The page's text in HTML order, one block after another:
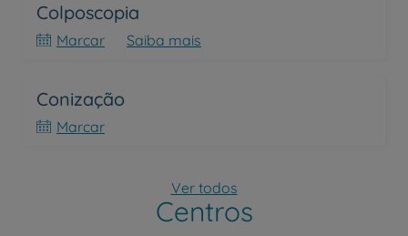
Colposcopia
Marcar Saiba mais
Conização
Marcar
Ver todos
Centros